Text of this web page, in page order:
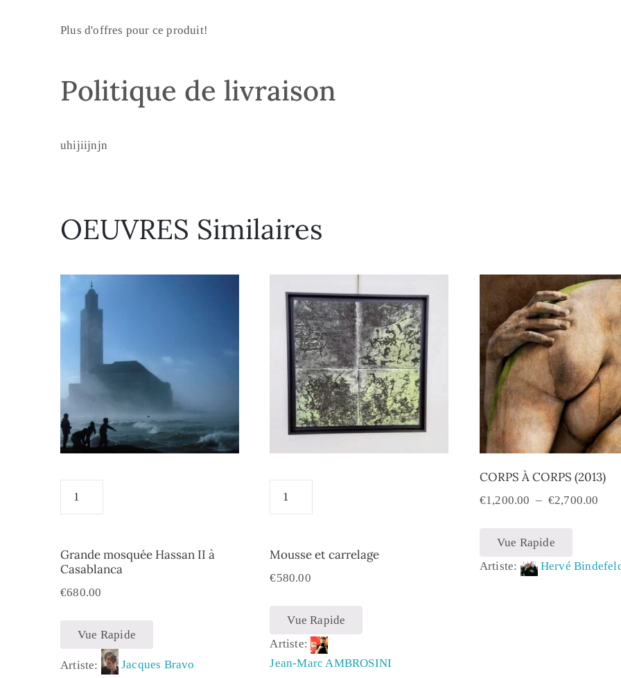
Plus d'offres pour ce produit!
Politique de livraison
uhijiijnjn
OEUVRES Similaires
Grande mosquée Hassan II à
Casablanca
€680.00
Vue Rapide
Artiste: Jacques Bravo
Mousse et carrelage
€580.00
Vue Rapide
Artiste:
Jean-Marc AMBROSINI
CORPS À CORPS (2013)
€1,200.00 – €2,700.00
Vue Rapide
Artiste:
Hervé